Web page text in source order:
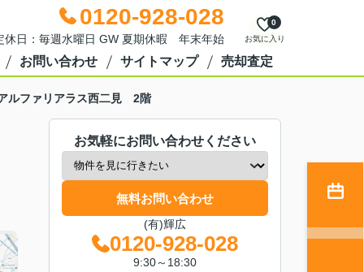
0120-928-028
日：毎週水曜日 GW 夏期休暇 年末年始 お気に入り
0
お問い合わせ サイトマップ 売却査定
ルファリアラス西二見 2階
お気軽にお問い合わせください
無料お問い合わせ
(有)輝広
0120-928-028
9:30～18:30